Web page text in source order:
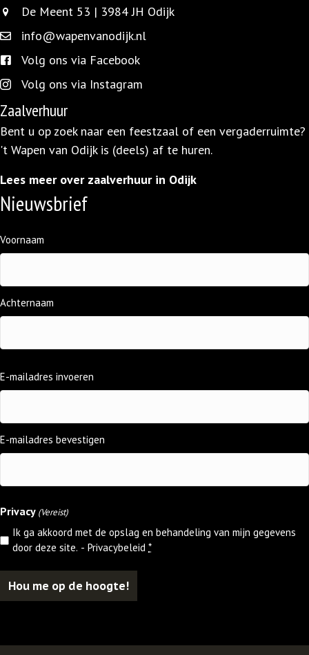
De Meent 53 | 3984 JH Odijk
De Meent 53 | 3984 JH Odijk
info@wapenvanodijk.nl
info@wapenvanodijk.nl
facebook.com/wapen.vanodijk/
Volg ons via Facebook
instagram.com/wapenvanodijk/
Volg ons via Instagram
Zaalverhuur
Bent u op zoek naar een feestzaal of een vergaderruimte?
't Wapen van Odijk is (deels) af te huren.
Lees meer over zaalverhuur in Odijk
Nieuwsbrief
Naam
(Vereist)
Voornaam
Achternaam
E-
mailadres
E-mailadres invoeren
E-mailadres bevestigen
Privacy (Vereist)
Ik ga akkoord met de opslag en behandeling van mijn gegevens
door deze site. - Privacybeleid *